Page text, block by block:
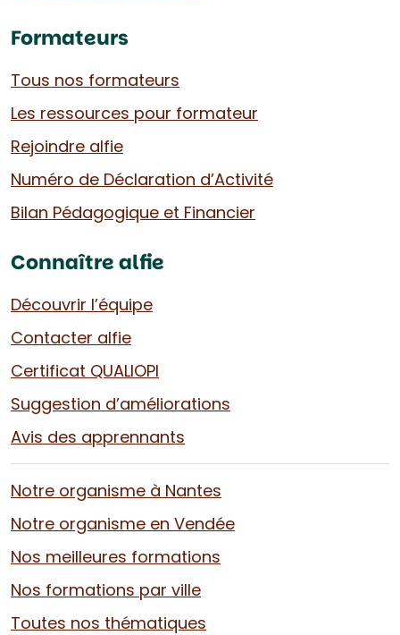
Formateurs
Tous nos formateurs
Les ressources pour formateur
Rejoindre alfie
Numéro de Déclaration d’Activité
Bilan Pédagogique et Financier
Connaître alfie
Découvrir l’équipe
Contacter alfie
Certificat QUALIOPI
Suggestion d’améliorations
Avis des apprennants
Notre organisme à Nantes
Notre organisme en Vendée
Nos meilleures formations
Nos formations par ville
Toutes nos thématiques